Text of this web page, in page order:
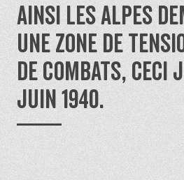
Ainsi les Alpes
une zone de
de combats, ceci
juin 1940.